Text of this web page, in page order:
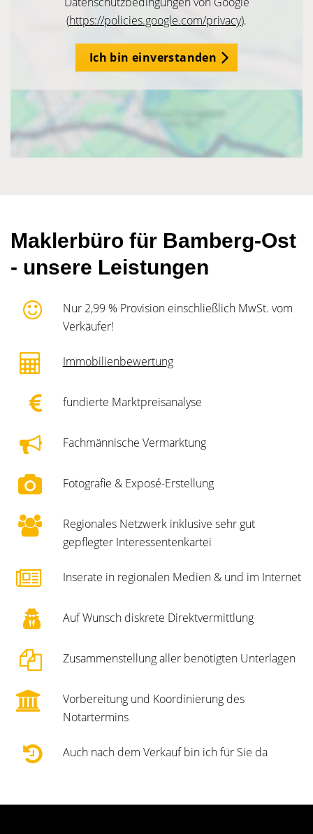
(https://policies.google.com/privacy).
Ich bin einverstanden
Maklerbüro für Bamberg-Ost
- unsere Leistungen
Nur 2,99 % Provision einschließlich MwSt. vom
Verkäufer!
Immobilienbewertung
fundierte Marktpreisanalyse
Fachmännische Vermarktung
Fotografie & Exposé-Erstellung
Regionales Netzwerk inklusive sehr gut
gepflegter Interessentenkartei
Inserate in regionalen Medien & und im Internet
Auf Wunsch diskrete Direktvermittlung
Zusammenstellung aller benötigten Unterlagen
Vorbereitung und Koordinierung des
Notartermins
Auch nach dem Verkauf bin ich für Sie da